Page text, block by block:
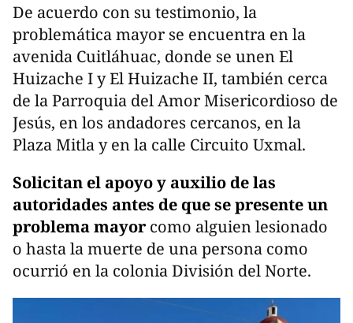
De acuerdo con su testimonio, la
problemática mayor se encuentra en la
avenida Cuitláhuac, donde se unen El
Huizache I y El Huizache II, también cerca
de la Parroquia del Amor Misericordioso de
Jesús, en los andadores cercanos, en la
Plaza Mitla y en la calle Circuito Uxmal.
Solicitan el apoyo y auxilio de las
autoridades antes de que se presente un
problema mayorcomo alguien lesionado
o hasta la muerte de una persona como
ocurrió en la colonia División del Norte.